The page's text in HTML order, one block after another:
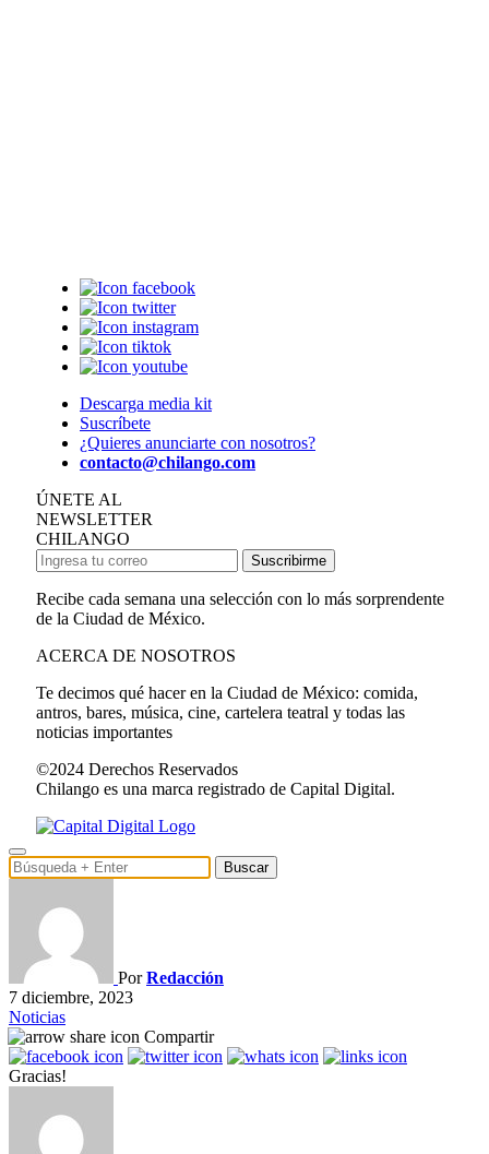
Descarga media kit
Suscríbete
¿Quieres anunciarte con nosotros?
contacto@chilango.com
ÚNETE AL
NEWSLETTER
CHILANGO
Suscribirme
Recibe cada semana una selección con lo más sorprendente
de la Ciudad de México.
ACERCA DE NOSOTROS
Te decimos qué hacer en la Ciudad de México: comida,
antros, bares, música, cine, cartelera teatral y todas las
noticias importantes
©2024 Derechos Reservados
Chilango es una marca registrado de Capital Digital.
Buscar
PorRedacción
7 diciembre, 2023
Noticias
Compartir
Gracias!